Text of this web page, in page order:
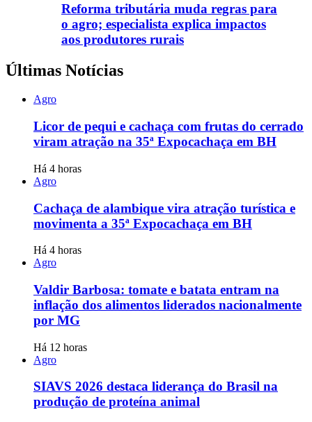
Reforma tributária muda regras para
o agro; especialista explica impactos
aos produtores rurais
Últimas Notícias
Agro
Licor de pequi e cachaça com frutas do cerrado
viram atração na 35ª Expocachaça em BH
Há 4 horas
Agro
Cachaça de alambique vira atração turística e
movimenta a 35ª Expocachaça em BH
Há 4 horas
Agro
Valdir Barbosa: tomate e batata entram na
inflação dos alimentos liderados nacionalmente
por MG
Há 12 horas
Agro
SIAVS 2026 destaca liderança do Brasil na
produção de proteína animal